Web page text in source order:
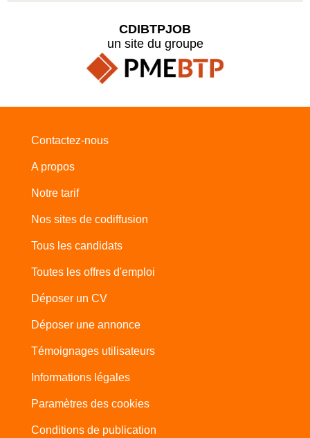
CDIBTPJOB
un site du groupe
Contactez-nous
A propos
Notre tarif
Nos sites de codiffusion
Tous les candidats
Toutes les offres d'emploi
Déposer un CV
Déposer une annonce
Témoignages utilisateurs
Informations légales
Paramètres des cookies
Conditions de publication